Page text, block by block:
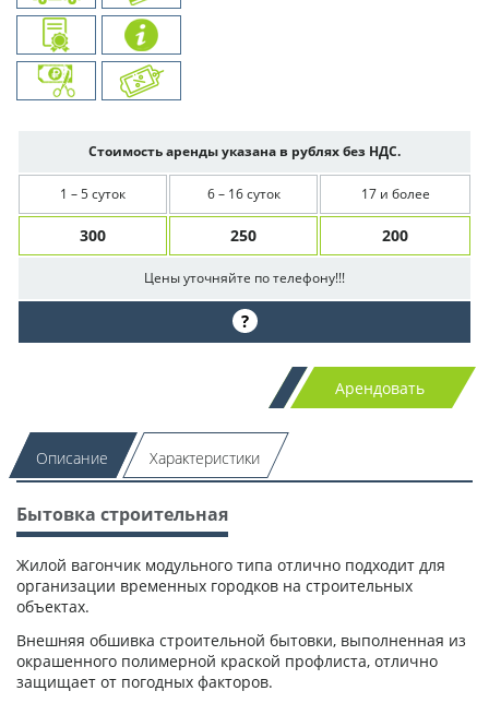
Стоимость аренды указана в рублях без НДС.
1 – 5 суток 6 – 16 суток 17 и более
300 250 200
Цены уточняйте по телефону!!!
?
Арендовать
Описание Характеристики
Бытовка строительная
Жилой вагончик модульного типа отлично подходит для
организации временных городков на строительных
объектах.
Внешняя обшивка строительной бытовки, выполненная из
окрашенного полимерной краской профлиста, отлично
защищает от погодных факторов.